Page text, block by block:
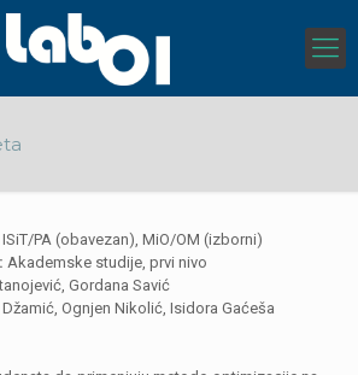
ISiT/PA (obavezan), MiO/OM (izborni)
Akademske studije, prvi nivo
Gordana Savić
Ognjen Nikolić, Isidora Gaćeša